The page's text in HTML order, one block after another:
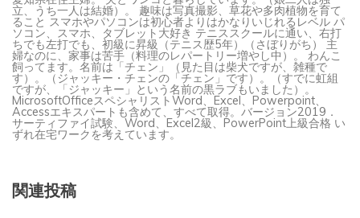
立、うち一人は結婚）。 趣味は写真撮影、草花や多肉植物を育て
ること スマホやパソコンは初心者よりはかなりいじれるレベル パ
ソコン、スマホ、タブレット大好き テニススクールに通い、右打
ちでも左打でも、初級に昇級（テニス歴5年）（さぼりがち） 主
婦なのに、家事は苦手（料理のレパートリー増やし中）。 わんこ
飼ってます。名前は「チェン」（見た目は柴犬ですが、雑種で
す）。（ジャッキー・チェンの「チェン」です）。（すでに虹組
ですが、「ジャッキー」という名前の黒ラブもいました）。
MicrosoftOfficeスペシャリストWord、Excel、Powerpoint、
Accessエキスパートも含めて、すべて取得。バージョン2019．
サーティファイ試験、Word、Excel2級、PowerPoint上級合格 い
ずれ在宅ワークを考えています。
関連投稿